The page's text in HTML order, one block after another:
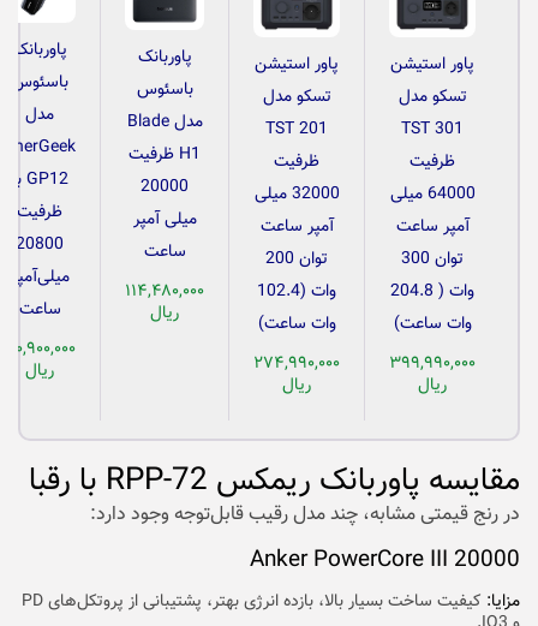
پاور استیشن
تسکو مدل
TST 301
ظرفیت
64000 میلی
آمپر ساعت
توان 300
وات ( 204.8
وات ساعت)
۳۹۹,۹۹۰,۰۰۰
ریال
پاور استیشن
تسکو مدل
TST 201
ظرفیت
32000 میلی
آمپر ساعت
توان 200
وات (102.4
وات ساعت)
۲۷۴,۹۹۰,۰۰۰
ریال
پاوربانک
باسئوس
مدل Blade
H1 ظرفیت
20000
میلی آمپر
ساعت
۱۱۴,۴۸۰,۰۰۰
ریال
پاوربانک
باسئوس
مدل
EnerGeek
GP12 با
ظرفیت
20800
میلی‌آمپر
ساعت
۱۱۰,۹۰۰,۰۰۰
ریال
مقایسه پاوربانک ریمکس RPP-72 با رقبا
در رنج قیمتی مشابه، چند مدل رقیب قابل‌توجه وجود دارد:
Anker PowerCore III 20000
مزایا:
کیفیت ساخت بسیار بالا، بازده انرژی بهتر، پشتیبانی از پروتکل‌های PD